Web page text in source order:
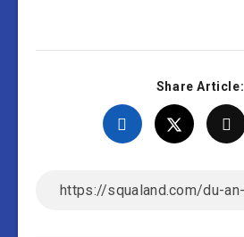
Share Article: